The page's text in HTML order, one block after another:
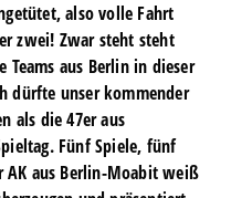
also volle Fahrt
zwei! Zwar steht steht
Teams aus Berlin in dieser
dürfte unser kommender
als die 47er aus
Fünf Spiele, fünf
AK aus Berlin-Moabit weiß